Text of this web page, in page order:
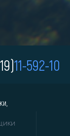
11-592-10